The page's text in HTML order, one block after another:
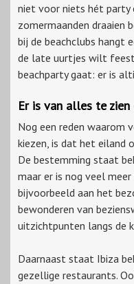
niet voor niets hét party
zomermaanden draaien
bij de beachclubs hangt
de late uurtjes wilt
beachparty gaat: er is
Er is van alles te
Nog een reden waarom
kiezen, is dat het eiland
De bestemming staat
maar er is nog veel
bijvoorbeeld aan het
bewonderen van
uitzichtpunten langs de
Daarnaast staat Ibiza
gezellige restaurants.